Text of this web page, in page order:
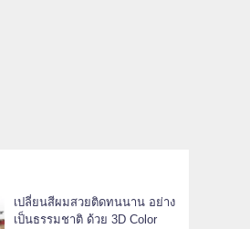
เปลี่ยนสีผมสวยติดทนนาน อย่าง
เป็นธรรมชาติ ด้วย 3D Color